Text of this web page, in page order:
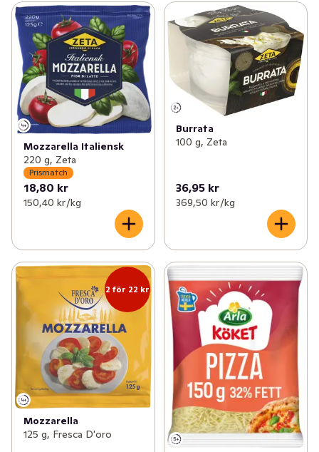
Mozzarella Italiensk
220 g, Zeta
Prismatch
18,80 kr
150,40 kr /kg
Burrata
100 g, Zeta
36,95 kr
369,50 kr /kg
2 för 22 kr
Mozzarella
125 g, Fresca D'oro